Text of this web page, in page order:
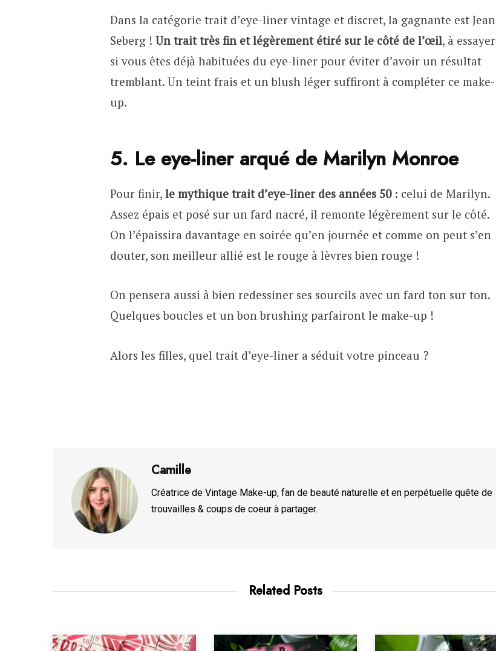
Dans la catégorie trait d’eye-liner vintage et discret, la gagnante est Jean
Seberg ! Un trait très fin et légèrement étiré sur le côté de l’œil, à essayer
si vous êtes déjà habituées du eye-liner pour éviter d’avoir un résultat
tremblant. Un teint frais et un blush léger suffiront à compléter ce make-
up.
5. Le eye-liner arqué de Marilyn Monroe
Pour finir, le mythique trait d’eye-liner des années 50: celui de Marilyn.
Assez épais et posé sur un fard nacré, il remonte légèrement sur le côté.
On l’épaissira davantage en soirée qu’en journée et comme on peut s’en
douter, son meilleur allié est le rouge à lèvres bien rouge !
On pensera aussi à bien redessiner ses sourcils avec un fard ton sur ton.
Quelques boucles et un bon brushing parfairont le make-up !
Alors les filles, quel trait d’eye-liner a séduit votre pinceau ?
Camille
Créatrice de Vintage Make-up, fan de beauté naturelle et en perpétuelle quête de
trouvailles & coups de coeur à partager.
Related Posts